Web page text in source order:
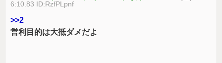
6:10.83 ID:RzfPLpnf
>>2
営利目的は大抵ダメだよ